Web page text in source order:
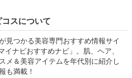
コスについて
見つかる美容専門おすすめ情報サイ
イナビおすすめナビ」。肌、ヘア、
メ＆美容アイテムを年代別に紹介し
も満載！